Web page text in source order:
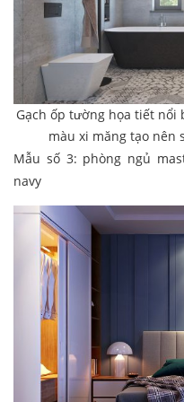
Gạch ốp tường họa tiết
màu xi măng tạo
Mẫu số 3: phòng ngủ
navy